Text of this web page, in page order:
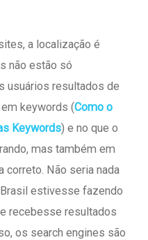
a localização é
não estão só
usuários resultados de
keywords (Como o
Keywords) e no que o
mas também em
correto. Não seria nada
estivesse fazendo
recebesse resultados
os search engines são